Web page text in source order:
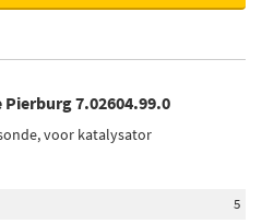
7.02604.99.0
voor katalysator
5